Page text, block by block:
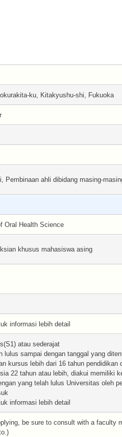
ku, Kitakyushu-shi, Fukuoka
Pembinaan ahli dibidang masing-
Oral Health Science
khusus mahasiswa asing
informasi lebih detail
atau sederajat
lulus sampai dengan tanggal yang
kursus lebih dari 16 tahun pendidikan
22 tahun atau lebih, diakui memiliki
yang telah lulus Universitas oleh
informasi lebih detail
be sure to consult with a faculty